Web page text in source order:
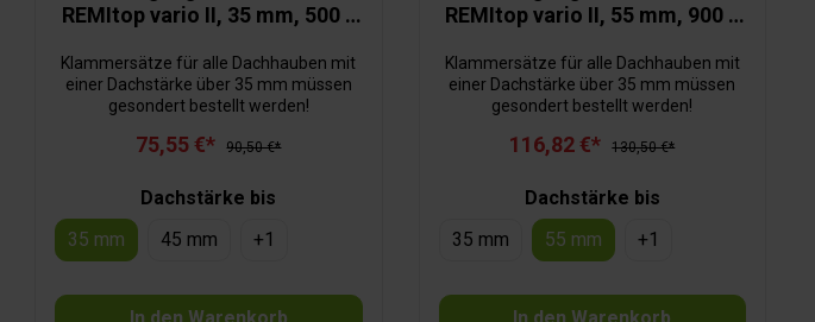
REMItop vario II, 35 mm, 500 x
Klammersätze für alle Dachhauben mit
einer Dach­stärke über 35 mm müssen
gesondert bestellt werden!
75,55 €* 90,50 €*
Dachstärke bis
35 mm
45 mm +1
REMItop vario II, 55 mm, 900 x
Klammersätze für alle Dachhauben mit
einer Dach­stärke über 35 mm müssen
gesondert bestellt werden!
116,82 €* 130,50 €*
Dachstärke bis
35 mm
55 mm +1